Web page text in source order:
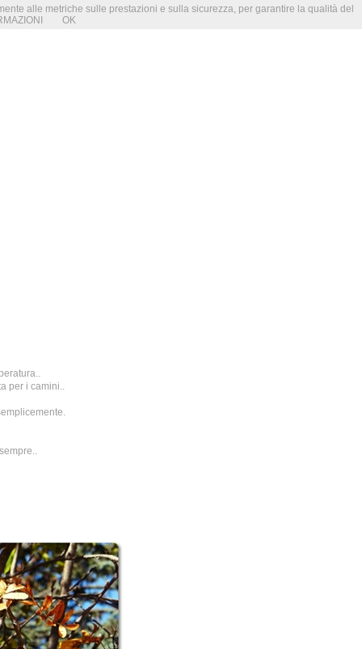
per i camini..
alle metriche sulle prestazioni e sulla sicurezza, per garantire la qualità del
OK